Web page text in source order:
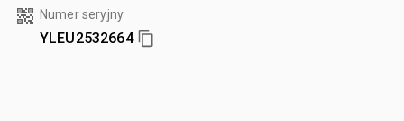
Numer seryjny
YLEU2532664